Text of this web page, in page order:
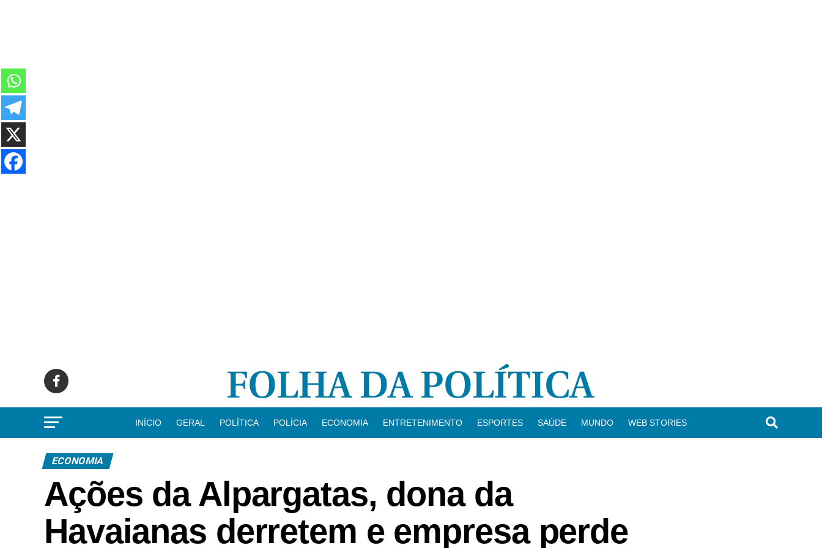
INÍCIO GERAL POLÍTICA POLÍCIA ECONOMIA ENTRETENIMENTO ESPORTES SAÚDE MUNDO WEB STORIES
ECONOMIA
Ações da Alpargatas, dona da
Havaianas derretem e empresa perde